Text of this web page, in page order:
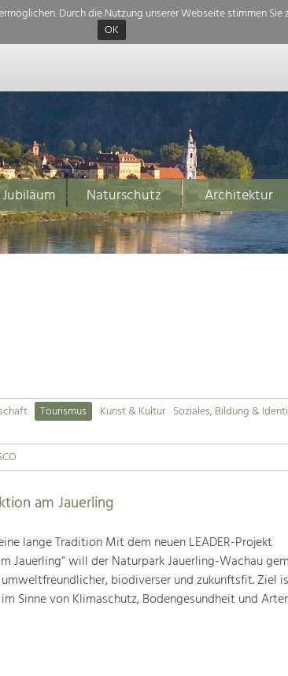
Durch die Nutzung unserer Webseite stimmen
OK
Naturschutz Architektur
Tourismus Kunst & Kultur Soziales, Bildung &
am Jauerling
lange Tradition Mit dem neuen LEADER-Projekt
Jauerling“ will der Naturpark Jauerling-Wachau
biodiverser und zukunftsfit. Ziel
Sinne von Klimaschutz, Bodengesundheit und